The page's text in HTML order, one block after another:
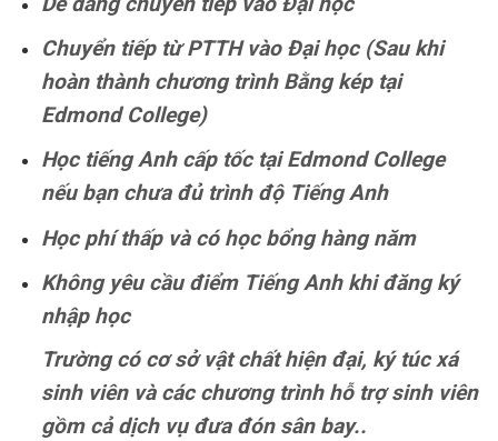
Chuyển tiếp từ PTTH vào Đại học (Sau khi
hoàn thành chương trình Bằng kép tại
Edmond College)
Học tiếng Anh cấp tốc tại Edmond College
nếu bạn chưa đủ trình độ Tiếng Anh
Học phí thấp và có học bổng hàng năm
Không yêu cầu điểm Tiếng Anh khi đăng ký
nhập học
Trường có cơ sở vật chất hiện đại, ký túc xá
sinh viên và các chương trình hỗ trợ sinh viên
gồm cả dịch vụ đưa đón sân bay..